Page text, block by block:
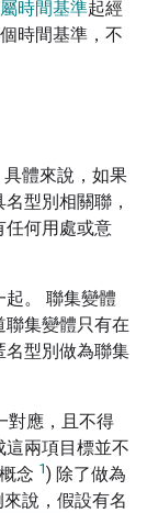
時間基準起經
時間基準，不
體來說，如果
型別相關聯，
任何用處或意
。 聯集變體
集變體只有在
名型別做為聯集
對應，且不得
兩項目標並不
念 1) 除了做為
說，假設有名